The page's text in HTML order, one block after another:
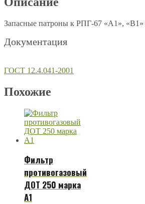
Запасные патроны к РПГ-67 «А1»,
Документация
ГОСТ 12.4.041-2001
Похожие
Фильтр
противогазовый
ДОТ 250 марка
A1